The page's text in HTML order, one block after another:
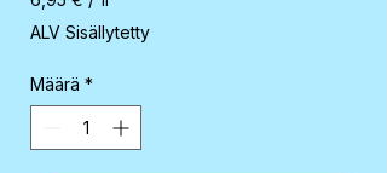
6,95 €
per
Liter
ALV Sisällytetty
Määrä *